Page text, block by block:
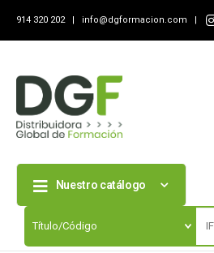
914 320 202 | info@dgformacion.com |
Nuestro catálogo